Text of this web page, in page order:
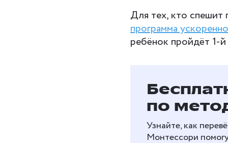
Для тех, кто
программа
ребёнок пройдёт 1-
по
Узнайте, как
Монтессори